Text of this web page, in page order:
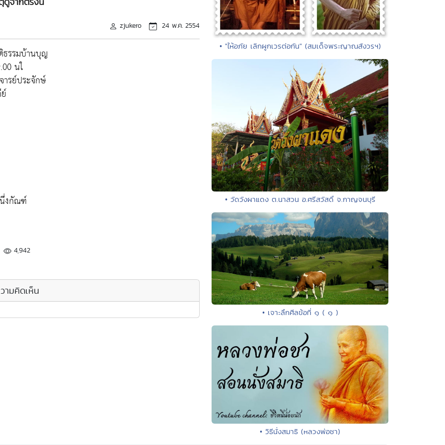
zjukero 24 พ.ค. 2554
ธรรมบ้านบุญ
นใ
ารย์ประจักษ์
งกัณฑ์
4,942
ามคิดเห็น
• "ให้อภัย เลิกผูกเวรต่อกัน" (สมเด็จพระญาณสังวรฯ)
• วัดวังผาแดง ต.นาสวน อ.ศรีสวัสดิ์ จ.กาญจนบุรี
• เจาะลึกศีลข้อที่ ๑ ( ๑ )
• วิธีนั่งสมาธิ (หลวงพ่อชา)